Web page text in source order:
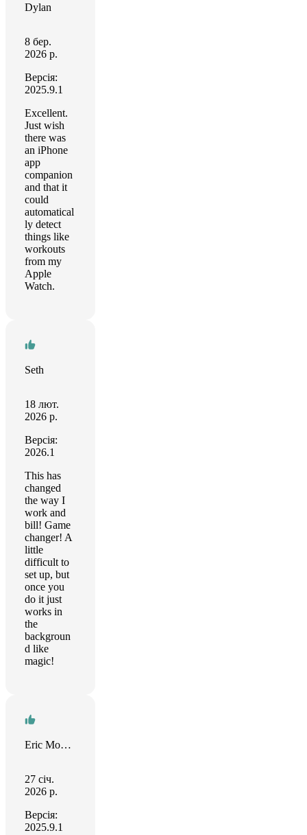
Dylan
8 бер.
2026 р.
Версія:
2025.9.1
Excellent.
Just wish
there was
an iPhone
app
companion
and that it
could
automatical
ly detect
things like
workouts
from my
Apple
Watch.
Seth
18 лют.
2026 р.
Версія:
2026.1
This has
changed
the way I
work and
bill! Game
changer! A
little
difficult to
set up, but
once you
do it just
works in
the
backgroun
d like
magic!
Eric Mockensturm
27 січ.
2026 р.
Версія:
2025.9.1